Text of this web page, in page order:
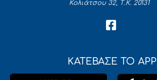
Κολιάτσου 32, Τ.Κ. 20131
ΚΑΤΕΒΑΣΕ ΤΟ APP